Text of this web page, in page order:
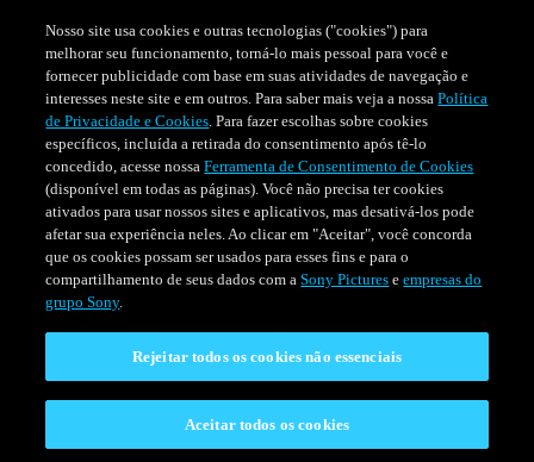
PROGRAMAÇÃO EVENTOS ESPECIAIS
CONECTAR
Entre em Contato
LEGAL
Nosso site usa cookies e outras tecnologias ("cookies") para
melhorar seu funcionamento, torná-lo mais pessoal para você e
fornecer publicidade com base em suas atividades de navegação e
interesses neste site e em outros. Para saber mais veja a nossaPolítica
de Privacidade e Cookies. Para fazer escolhas sobre cookies
específicos, incluída a retirada do consentimento após tê-lo
concedido, acesse nossaFerramenta de Consentimento de Cookies
(disponível em todas as páginas). Você não precisa ter cookies
ativados para usar nossos sites e aplicativos, mas desativá-los pode
afetar sua experiência neles. Ao clicar em "Aceitar", você concorda
que os cookies possam ser usados para esses fins e para o
compartilhamento de seus dados com aSony Pictures eempresas do
grupo Sony.
Rejeitar todos os cookies não essenciais
Aceitar todos os cookies